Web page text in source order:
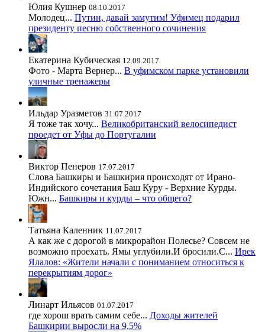
Юлия Кушнер 08.10.2017
Молодец... Путин, давай замутим! Уфимец подарил
президенту песню собственного сочинения
Екатерина Кубическая 12.09.2017
Фото - Марта Вернер... В уфимском парке установили
уличные тренажеры
Ильдар Уразметов 31.07.2017
Я тоже так хочу... Великобританский велосипедист
проедет от Уфы до Португалии
Виктор Пенеров 17.07.2017
Слова Башкиры и Башкирия происходят от Ирано-
Индийского сочетания Баш Куру - Верхние Курды.
Южн... Башкиры и курды – что общего?
Татьяна Каленник 11.07.2017
А как же с дорогой в микрорайон Полесье? Совсем не
возможно проехать. Ямы углубили.И бросили.С... Ирек
Ялалов: «Жители начали с пониманием относиться к
перекрытиям дорог»
Линарт Ильясов 01.07.2017
где хорош врать самим себе... Доходы жителей
Башкирии выросли на 9,5%